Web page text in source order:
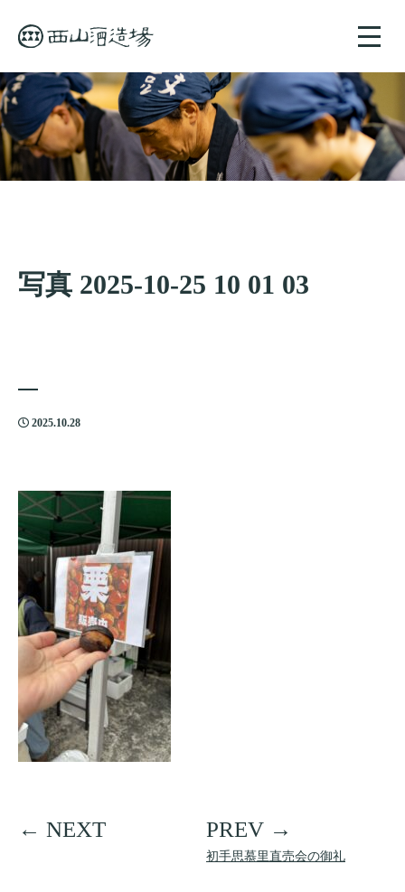
toggle
写真 2025-10-25 10 01 03
2025.10.28
初手思慕里直売会の御礼